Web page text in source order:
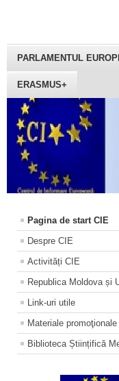
PARLAMENTUL
ERASMUS+
Pagina de start CIE
Despre CIE
Activități CIE
Republica Moldova și
Link-uri utile
Materiale promoţionale
Biblioteca Științifică